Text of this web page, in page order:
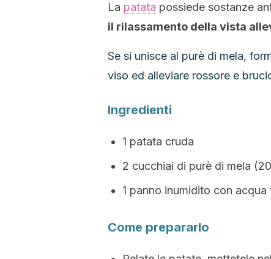
La patata possiede sostanze
il rilassamento della vista
Se si unisce al purè di mela,
viso ed alleviare rossore e
Ingredienti
1 patata cruda
2 cucchiai di purè di mela
1 panno inumidito con acqua
Come prepararlo